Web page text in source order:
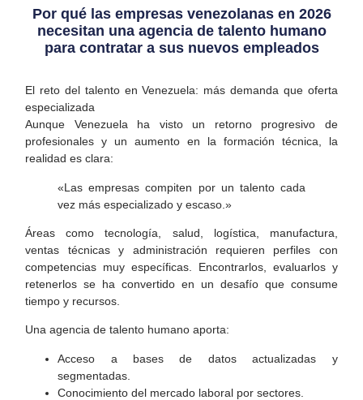
Por qué las empresas venezolanas en 2026
necesitan una agencia de talento humano
para contratar a sus nuevos empleados
El reto del talento en Venezuela: más demanda que oferta
especializada
Aunque Venezuela ha visto un retorno progresivo de
profesionales y un aumento en la formación técnica, la
realidad es clara:
«Las empresas compiten por un talento cada
vez más especializado y escaso.»
Áreas como tecnología, salud, logística, manufactura,
ventas técnicas y administración requieren perfiles con
competencias muy específicas. Encontrarlos, evaluarlos y
retenerlos se ha convertido en un desafío que consume
tiempo y recursos.
Una agencia de talento humano aporta:
Acceso a bases de datos actualizadas y
segmentadas.
Conocimiento del mercado laboral por sectores.